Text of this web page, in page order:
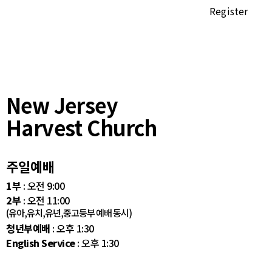
Register
New Jersey
Harvest Church
주일예배
1부 : 오전 9:00
2부 : 오전 11:00
(유아,유치,유년,중고등부 예배 동시)
청년부예배 : 오후 1:30
English Service: 오후 1:30